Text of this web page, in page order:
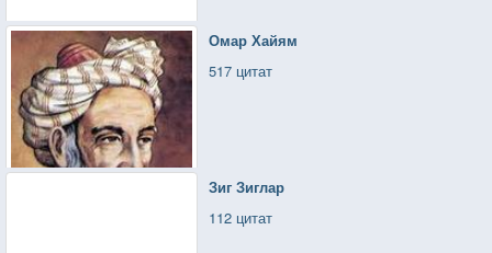
Омар Хайям
517 цитат
Зиг Зиглар
112 цитат